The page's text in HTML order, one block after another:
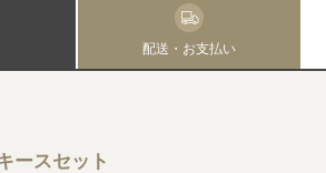
配送・お支払い
ースセット